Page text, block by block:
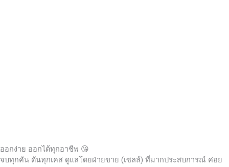
ออกง่าย ออกได้ทุกอาชีพ 😘
จบทุกคัน ดันทุกเคส ดูแลโดยฝ่ายขาย (เซลล์) ที่มากประสบการณ์ ค่อย